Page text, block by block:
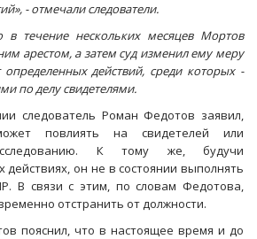
- отмечали следователи.
в течение нескольких месяцев Мортов
арестом, а затем суд изменил ему меру
определенных действий, среди которых -
по делу свидетелями.
следователь Роман Федотов заявил,
повлиять на свидетелей или
К тому же, будучи
он не в состоянии выполнять
В связи с этим, по словам Федотова,
отстранить от должности.
пояснил, что в настоящее время и до